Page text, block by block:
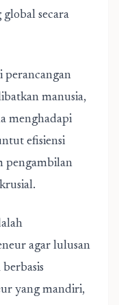
secara
perancangan
manusia,
menghadapi
efisiensi
pengambilan
agar lulusan
yang mandiri,